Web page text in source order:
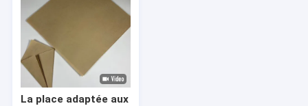
Filtre de café de panier
Filtre de café de Chemex
La place adaptée aux